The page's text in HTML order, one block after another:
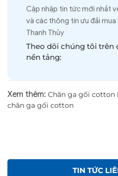
Cập nhập tin tức mới nhất
và các thông tin ưu đãi mua
Thanh Thủy
Theo dõi chúng tôi trên
nền tảng:
Xem thêm: Chăn ga gối cotton
chăn ga gối cotton
TIN TỨC